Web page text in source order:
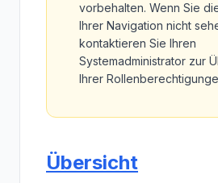
vorbehalten. Wenn Sie
Ihrer Navigation nicht
kontaktieren Sie Ihren
Systemadministrator zur
Ihrer
Übersicht